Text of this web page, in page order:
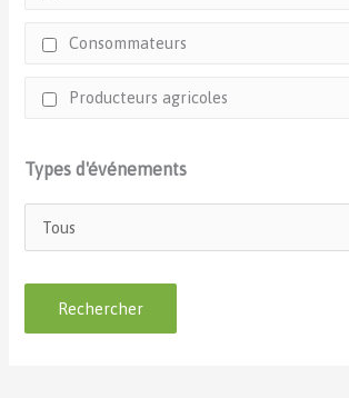
Consommateurs
Producteurs agricoles
Types d'événements